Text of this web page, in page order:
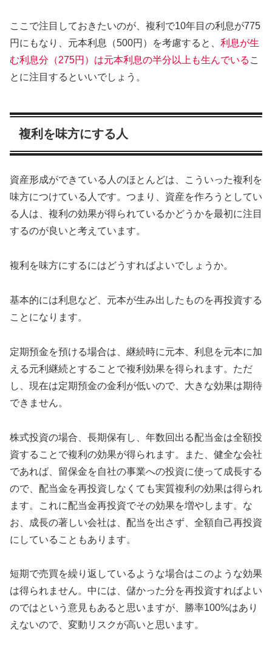
ここで注目しておきたいのが、複利で10年目の利息が775
円にもなり、元本利息（500円）を考慮すると、 利息が生
む利息分（275円） は元本利息の半分以上も生んでいる こ
とに注目するといいでしょう。
複利を味方にする人
資産形成ができている人のほとんどは、こういった複利を
味方につけている人です。つまり、資産を作ろうとしてい
る人は、複利の効果が得られているかどうかを最初に注目
するのが良いと考えています。
複利を味方にするにはどうすればよいでしょうか。
基本的には利息など、元本が生み出したものを再投資する
ことになります。
定期預金を預ける場合は、継続時に元本、利息を元本に加
える元利継続とすることで複利効果を得られます。ただ
し、現在は定期預金の金利が低いので、大きな効果は期待
できません。
株式投資の場合、長期保有し、年数回出る配当金は全額投
資することで複利の効果が得られます。また、健全な会社
であれば、留保金を自社の事業への投資に使って成長する
ので、配当金を再投資しなくても実質複利の効果は得られ
ます。これに配当金再投資でその効果を増やします。な
お、成長の著しい会社は、配当を出さず、全額自己再投資
にしていることもあります。
短期で売買を繰り返しているような場合はこのような効果
は得られません。中には、儲かった分を再投資すればよい
のではという意見もあると思いますが、勝率100%はあり
えないので、変動リスクが高いと思います。